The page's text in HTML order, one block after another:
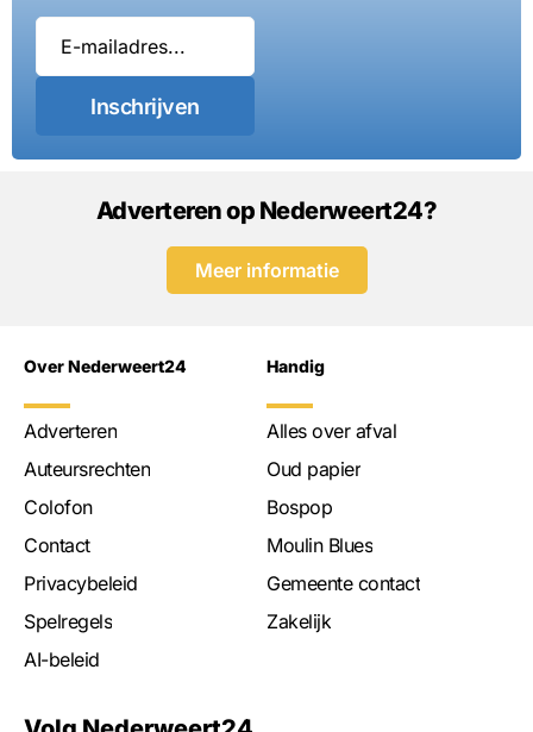
Inschrijven
Adverteren op Nederweert24?
Meer informatie
Over Nederweert24
Adverteren
Auteursrechten
Colofon
Contact
Privacybeleid
Spelregels
AI-beleid
Handig
Alles over afval
Oud papier
Bospop
Moulin Blues
Gemeente contact
Zakelijk